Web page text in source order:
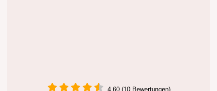
4.60 (10 Bewertungen)